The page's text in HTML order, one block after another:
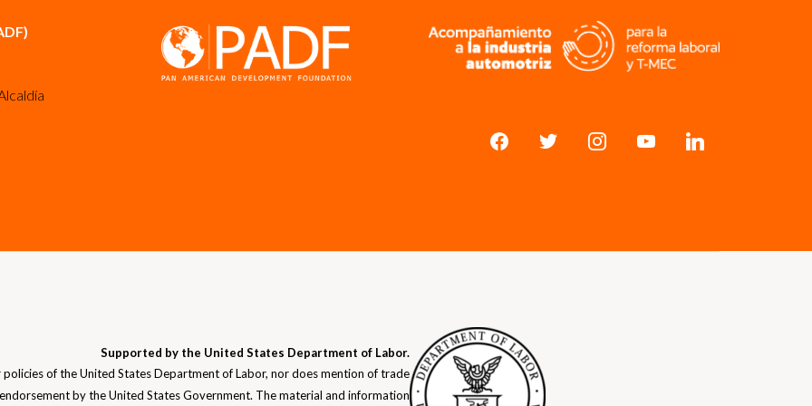
Supported by the United States Department of Labor.
of the United States Department of Labor, nor does mention of trade
by the United States Government. The material and information